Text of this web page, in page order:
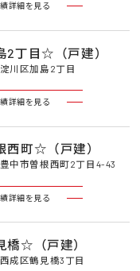
詳細を見る
丁目☆（戸建）
川区加島2丁目
詳細を見る
町☆（戸建）
中市曽根西町2丁目4-43
詳細を見る
☆（戸建）
成区鶴見橋3丁目